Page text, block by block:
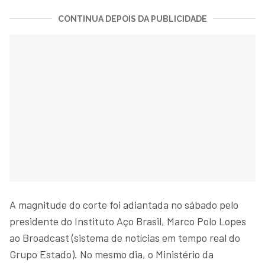
CONTINUA DEPOIS DA PUBLICIDADE
A magnitude do corte foi adiantada no sábado pelo
presidente do Instituto Aço Brasil, Marco Polo Lopes
ao Broadcast (sistema de notícias em tempo real do
Grupo Estado). No mesmo dia, o Ministério da